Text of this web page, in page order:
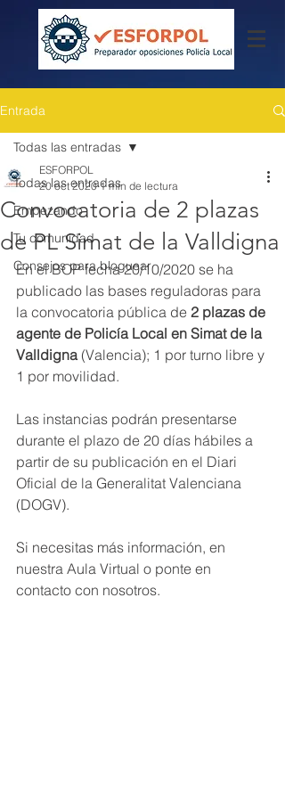
Entrada
Todas las entradas
Empezando
Tu comunidad
Consejos para bloguear
Todas las entradas
Convocatoria de 2 plazas
de PL Simat de la Valldigna
ESFORPOL
20 oct 2020 1 min de lectura
En el BOP fecha 20/10/2020 se ha
publicado las bases reguladoras para
la convocatoria pública de 2 plazas de
agente de Policía Local en Simat de la
Valldigna (Valencia); 1 por turno libre y
1 por movilidad.
Las instancias podrán presentarse
durante el plazo de 20 días hábiles a
partir de su publicación en el Diari
Oficial de la Generalitat Valenciana
(DOGV).
Si necesitas más información, en
nuestra Aula Virtual o ponte en
contacto con nosotros.